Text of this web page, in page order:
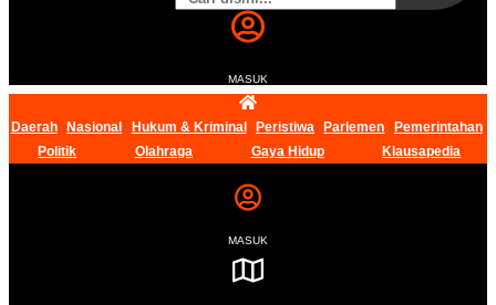
MASUK
Daerah Nasional Hukum & Kriminal Peristiwa Parlemen
Pemerintahan
Politik
Olahraga Gaya Hidup Klausapedia
MASUK